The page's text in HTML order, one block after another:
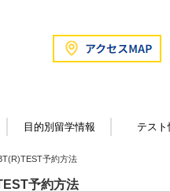
目的別留学情報 テスト
予約方法
予約方法